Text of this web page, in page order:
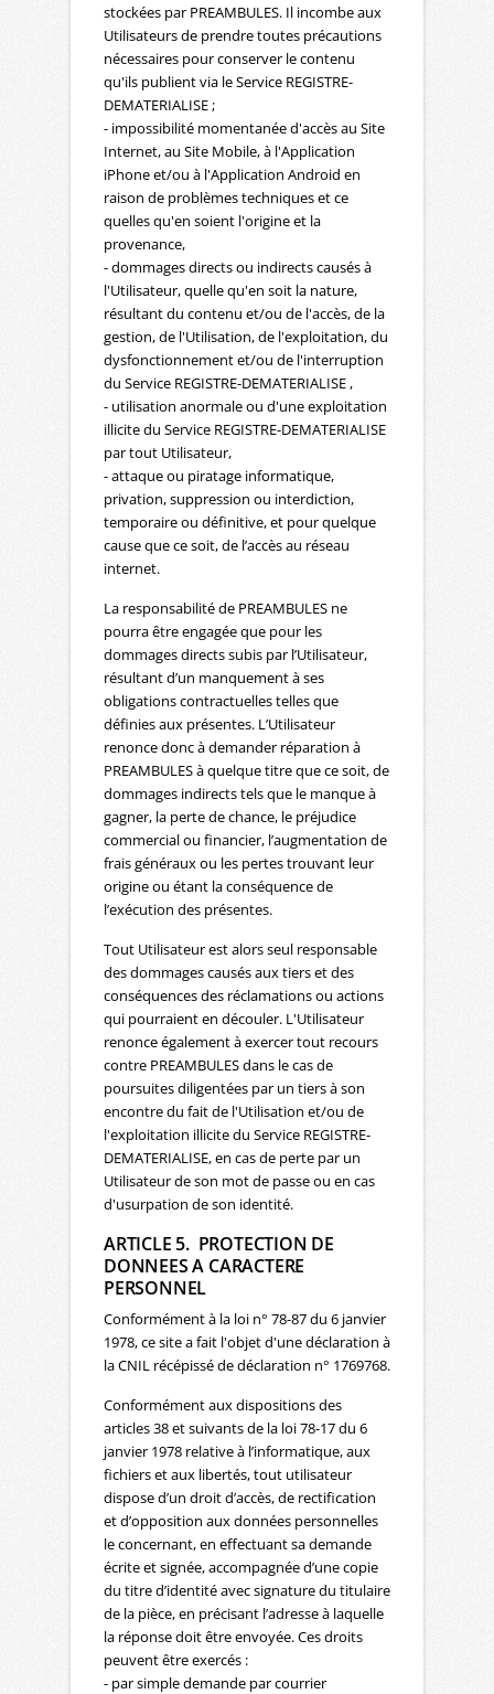
stockées par PREAMBULES. Il incombe aux
Utilisateurs de prendre toutes précautions
nécessaires pour conserver le contenu
qu'ils publient via le Service REGISTRE-
DEMATERIALISE ;
- impossibilité momentanée d'accès au Site
Internet, au Site Mobile, à l'Application
iPhone et/ou à l'Application Android en
raison de problèmes techniques et ce
quelles qu'en soient l'origine et la
provenance,
- dommages directs ou indirects causés à
l'Utilisateur, quelle qu'en soit la nature,
résultant du contenu et/ou de l'accès, de la
gestion, de l'Utilisation, de l'exploitation, du
dysfonctionnement et/ou de l'interruption
du Service REGISTRE-DEMATERIALISE ,
- utilisation anormale ou d'une exploitation
illicite du Service REGISTRE-DEMATERIALISE
par tout Utilisateur,
- attaque ou piratage informatique,
privation, suppression ou interdiction,
temporaire ou définitive, et pour quelque
cause que ce soit, de l’accès au réseau
internet.
La responsabilité de PREAMBULES ne
pourra être engagée que pour les
dommages directs subis par l’Utilisateur,
résultant d’un manquement à ses
obligations contractuelles telles que
définies aux présentes. L’Utilisateur
renonce donc à demander réparation à
PREAMBULES à quelque titre que ce soit, de
dommages indirects tels que le manque à
gagner, la perte de chance, le préjudice
commercial ou financier, l’augmentation de
frais généraux ou les pertes trouvant leur
origine ou étant la conséquence de
l’exécution des présentes.
Tout Utilisateur est alors seul responsable
des dommages causés aux tiers et des
conséquences des réclamations ou actions
qui pourraient en découler. L'Utilisateur
renonce également à exercer tout recours
contre PREAMBULES dans le cas de
poursuites diligentées par un tiers à son
encontre du fait de l'Utilisation et/ou de
l'exploitation illicite du Service REGISTRE-
DEMATERIALISE, en cas de perte par un
Utilisateur de son mot de passe ou en cas
d'usurpation de son identité.
ARTICLE 5. PROTECTION DE
DONNEES A CARACTERE
PERSONNEL
Conformément à la loi n° 78-87 du 6 janvier
1978, ce site a fait l'objet d'une déclaration à
la CNIL récépissé de déclaration n° 1769768.
Conformément aux dispositions des
articles 38 et suivants de la loi 78-17 du 6
janvier 1978 relative à l’informatique, aux
fichiers et aux libertés, tout utilisateur
dispose d’un droit d’accès, de rectification
et d’opposition aux données personnelles
le concernant, en effectuant sa demande
écrite et signée, accompagnée d’une copie
du titre d’identité avec signature du titulaire
de la pièce, en précisant l’adresse à laquelle
la réponse doit être envoyée. Ces droits
peuvent être exercés :
- par simple demande par courrier